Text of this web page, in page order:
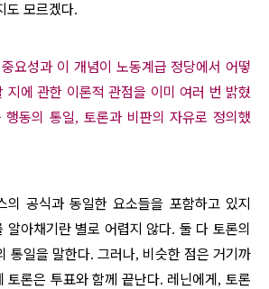
도 모르겠다.
요성과 이 개념이 노동계급 정당에서 어떻
지에 관한 이론적 관점을 이미 여러 번 밝혔
행동의 통일, 토론과 비판의 자유로 정의했
의 공식과 동일한 요소들을 포함하고 있지
알아채기란 별로 어렵지 않다. 둘 다 토론의
통일을 말한다. 그러나, 비슷한 점은 거기까
토론은 투표와 함께 끝난다. 레닌에게,토론